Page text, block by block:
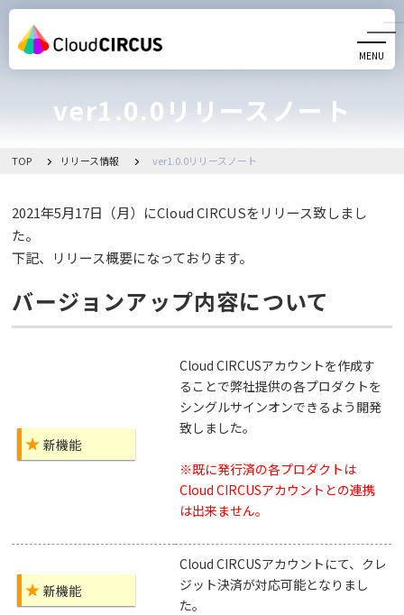
MENU
ver1.0.0リリースノート
CLOSE
機能一覧
よくある質問
お問い合わせ
お知らせ一覧
リリースノート
TOP リリース情報 ver1.0.0リリースノート
2021年5月17日（月）にCloud CIRCUSをリリース致しまし
た。
下記、リリース概要になっております。
バージョンアップ内容について
新機能
Cloud CIRCUSアカウントを作成す
ることで弊社提供の各プロダクトを
シングルサインオンできるよう開発
致しました。
※既に発行済の各プロダクトは
Cloud CIRCUSアカウントとの連携
は出来ません。
新機能
Cloud CIRCUSアカウントにて、クレ
ジット決済が対応可能となりまし
た。